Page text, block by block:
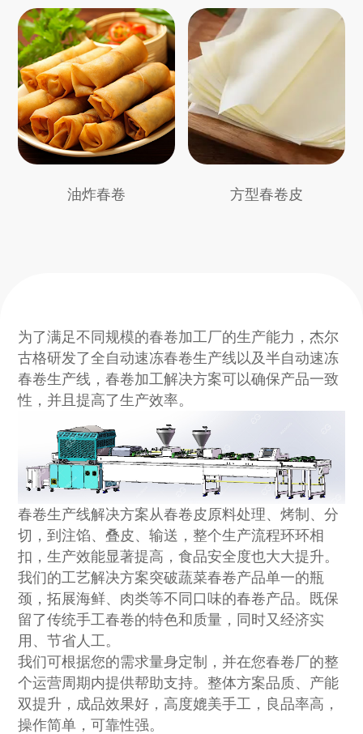
油炸春卷 方型春卷皮
为了满足不同规模的春卷加工厂的生产能力，杰尔
古格研发了全自动速冻春卷生产线以及半自动速冻
春卷生产线，春卷加工解决方案可以确保产品一致
性，并且提高了生产效率。
春卷生产线解决方案从春卷皮原料处理、烤制、分
切，到注馅、叠皮、输送，整个生产流程环环相
扣，生产效能显著提高，食品安全度也大大提升。
我们的工艺解决方案突破蔬菜春卷产品单一的瓶
颈，拓展海鲜、肉类等不同口味的春卷产品。既保
留了传统手工春卷的特色和质量，同时又经济实
用、节省人工。
我们可根据您的需求量身定制，并在您春卷厂的整
个运营周期内提供帮助支持。整体方案品质、产能
双提升，成品效果好，高度媲美手工，良品率高，
操作简单，可靠性强。